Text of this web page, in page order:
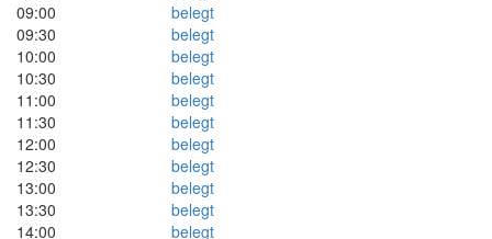
09:00
belegt
09:30
belegt
10:00
belegt
10:30
belegt
11:00
belegt
11:30
belegt
12:00
belegt
12:30
belegt
13:00
belegt
13:30
belegt
14:00
belegt